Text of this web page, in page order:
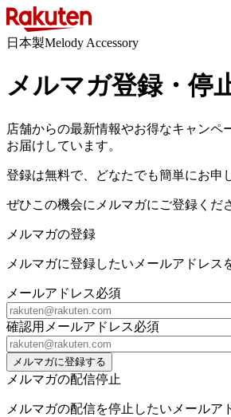
日本製Melody Accessory
メルマガ登録・停
店舗からの最新情報やお得なキャンペ
お届けしています。
登録は無料で、どなたでも簡単にお申
ぜひこの機会にメルマガにご登録くだ
メルマガの登録
メルマガに登録したいメールアドレス
メールアドレス必須
確認用メールアドレス必須
メルマガに登録する
メルマガの配信停止
メルマガの配信を停止したいメールア